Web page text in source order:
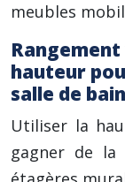
meubles
hauteur
salle de bain
Utiliser la
gagner de